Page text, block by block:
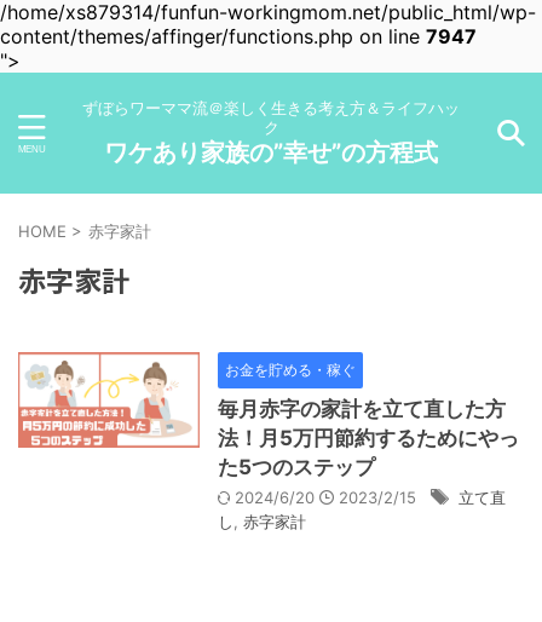
/home/xs879314/funfun-workingmom.net/public_html/wp-
content/themes/affinger/functions.php on line 7947
">
ずぼらワーママ流＠楽しく生きる考え方＆ライフハッ
ク
ワケあり家族の”幸せ”の方程式
HOME > 赤字家計
赤字家計
お金を貯める・稼ぐ
毎月赤字の家計を立て直した方
法！月5万円節約するためにやっ
た5つのステップ
2024/6/20 2023/2/15
立て直
し
赤字家計